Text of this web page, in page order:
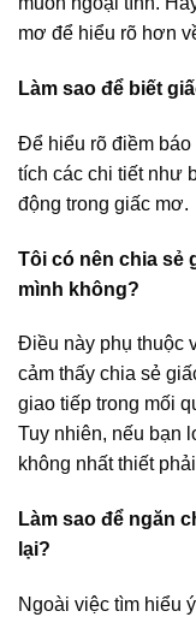
mơ để hiểu rõ hơn
Làm sao để biết
Để hiểu rõ điềm
tích các chi tiết như
động trong giấc mơ.
Tôi có nên chia sẻ
mình không?
Điều này phụ thuộc
cảm thấy chia sẻ
giao tiếp trong mối
Tuy nhiên, nếu bạn
không nhất thiết
Làm sao để ngăn
lại?
Ngoài việc tìm hiểu